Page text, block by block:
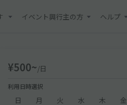
イベント興行主の方 ヘルプ
¥500~/日
利用日時選択
日 月 火 水 木 金